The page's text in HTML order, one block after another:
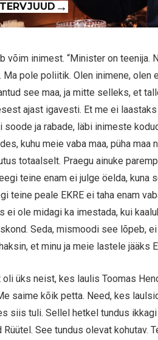
võim inimest. “Minister on teenija.
Ma pole poliitik. Olen inimene,
see maa, ja mitte selleks, et
ajast igavesti. Et me ei
soode ja rabade, läbi inimeste
kuhu meie vaba maa, püha
totaalselt. Praegu ainuke
teine enam ei julge öelda,
teine peale EKRE ei taha enam
ei ole midagi ka imestada, kui
Seda, mismoodi see lõpeb,
et minu ja meie lastele jääks
oli üks neist, kes laulis Toomas
saime kõik petta. Need, kes
siis tuli. Sellel hetkel tundus
Rüütel. See tundus olevat kohutav.